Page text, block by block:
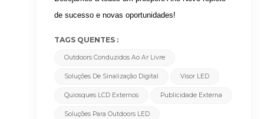
de sucesso e novas oportunidades!
TAGS QUENTES :
Outdoors Conduzidos Ao Ar Livre
Soluções De Sinalização Digital Visor LED
Quiosques LCD Externos Publicidade Externa
Soluções Para Outdoors LED